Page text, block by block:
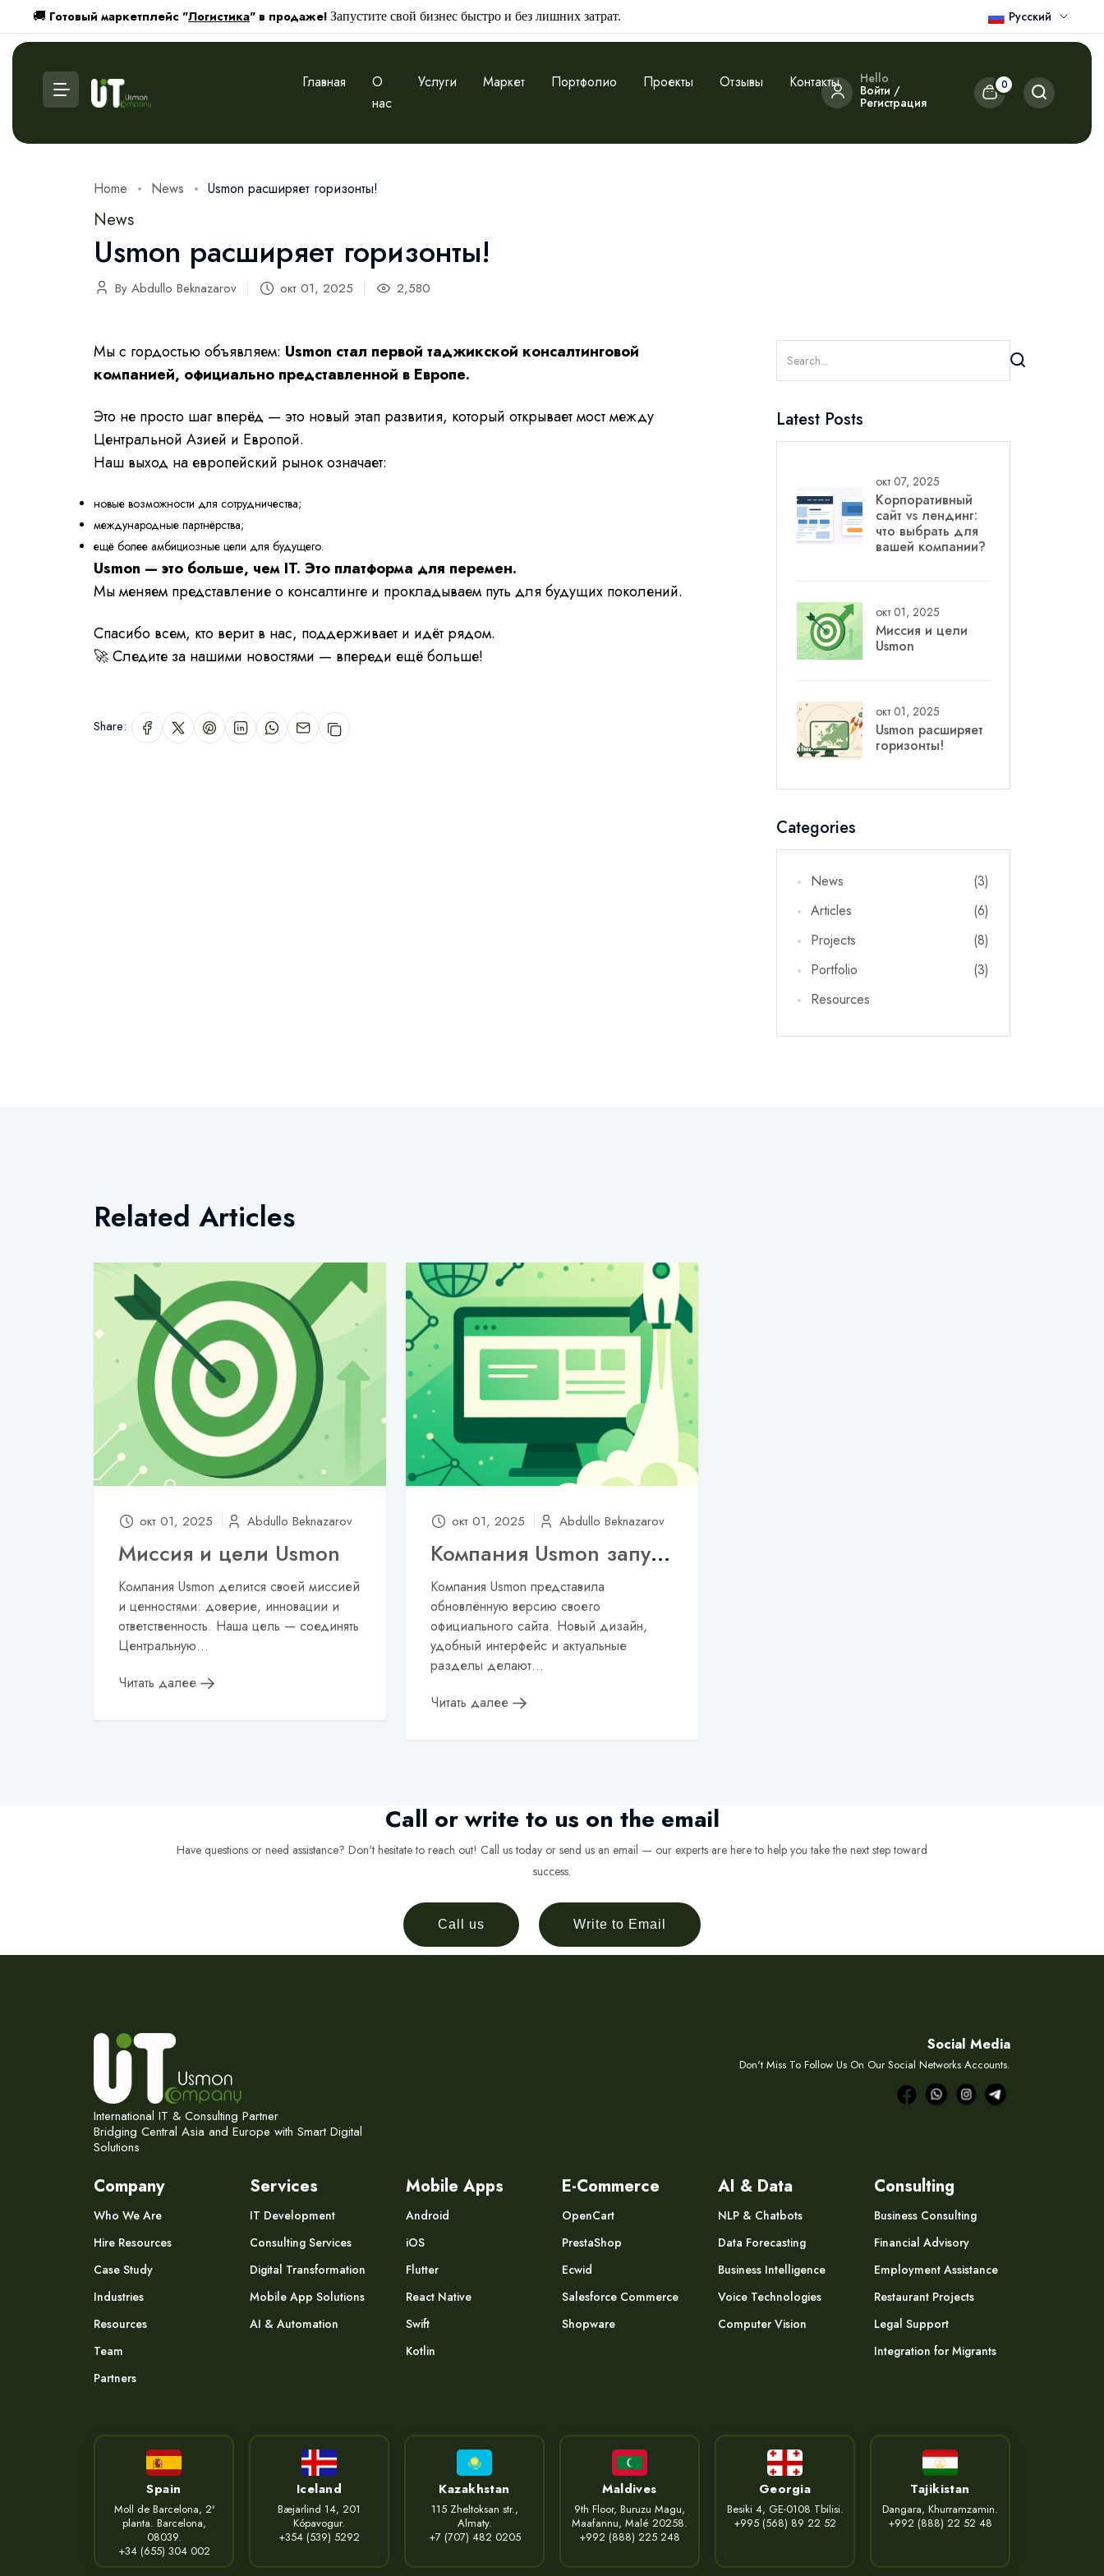
🚚 Готовый маркетплейс "Логистика" в продаже! Запустите свой бизнес быстро и без лишних затрат. Русский
Главная
О
нас
Услуги Маркет Портфолио Проекты Отзывы Контакты Hello
Войти /
Регистрация
0
Home News Usmon расширяет горизонты!
News
Usmon расширяет горизонты!
By Abdullo Beknazarov окт 01, 2025 2,580
Мы с гордостью объявляем: Usmon стал первой таджикской консалтинговой
компанией, официально представленной в Европе.
Это не просто шаг вперёд — это новый этап развития, который открывает мост между
Центральной Азией и Европой.
Наш выход на европейский рынок означает:
новые возможности для сотрудничества;
международные партнёрства;
ещё более амбициозные цели для будущего.
Usmon — это больше, чем IT. Это платформа для перемен.
Мы меняем представление о консалтинге и прокладываем путь для будущих поколений.
Спасибо всем, кто верит в нас, поддерживает и идёт рядом.
🚀 Следите за нашими новостями — впереди ещё больше!
Share:
Latest Posts
окт 07, 2025
Корпоративный
сайт vs лендинг:
что выбрать для
вашей компании?
окт 01, 2025
Миссия и цели
Usmon
окт 01, 2025
Usmon расширяет
горизонты!
Categories
News
(3)
Articles
(6)
Projects
(8)
Portfolio
(3)
Resources
Related Articles
окт 01, 2025 Abdullo Beknazarov
Миссия и цели Usmon
Компания Usmon делится своей миссией
и ценностями: доверие, инновации и
ответственность. Наша цель — соединять
Центральную...
Читать далее
окт 01, 2025 Abdullo Beknazarov
Компания Usmon запустил обновлённый сайт
Компания Usmon представила
обновлённую версию своего
официального сайта. Новый дизайн,
удобный интерфейс и актуальные
разделы делают...
Читать далее
Call or write to us on the email
Have questions or need assistance? Don't hesitate to reach out! Call us today or send us an email — our experts are here to help you take the next step toward
success.
Call us Write to Email
International IT & Consulting Partner
Bridging Central Asia and Europe with Smart Digital
Solutions
Social Media
Don't Miss To Follow Us On Our Social Networks Accounts.
Company
Who We Are
Hire Resources
Case Study
Industries
Resources
Team
Partners
Services
IT Development
Consulting Services
Digital Transformation
Mobile App Solutions
AI & Automation
Mobile Apps
Android
iOS
Flutter
React Native
Swift
Kotlin
E-Commerce
OpenCart
PrestaShop
Ecwid
Salesforce Commerce
Shopware
AI & Data
NLP & Chatbots
Data Forecasting
Business Intelligence
Voice Technologies
Computer Vision
Consulting
Business Consulting
Financial Advisory
Employment Assistance
Restaurant Projects
Legal Support
Integration for Migrants
Spain
Moll de Barcelona, 2ª
planta. Barcelona,
08039.
+34 (655) 304 002
Iceland
Bæjarlind 14, 201
Kópavogur.
+354 (539) 5292
Kazakhstan
115 Zheltoksan str.,
Almaty.
+7 (707) 482 0205
Maldives
9th Floor, Buruzu Magu,
Maafannu, Malé 20258.
+992 (888) 225 248
Georgia
Besiki 4, GE-0108 Tbilisi.
+995 (568) 89 22 52
Tajikistan
Dangara, Khurramzamin.
+992 (888) 22 52 48